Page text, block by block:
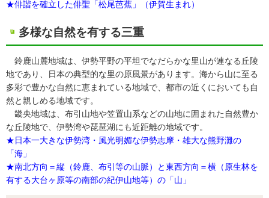
★俳諧を確立した俳聖「松尾芭蕉」（伊賀生まれ）
多様な自然を有する三重
鈴鹿山麓地域は、伊勢平野の平坦でなだらかな里山が連なる丘陵
地であり、日本の典型的な里の原風景があります。海から山に至る
多彩で豊かな自然に恵まれている地域で、都市の近くにおいても自
然と親しめる地域です。
畿央地域は、布引山地や笠置山系などの山地に囲まれた自然豊か
な丘陵地で、伊勢湾や琵琶湖にも近距離の地域です。
★日本一大きな伊勢湾・風光明媚な伊勢志摩・雄大な熊野灘の
「海」
★南北方向＝縦（鈴鹿、布引等の山脈）と東西方向＝横（原生林を
有する大台ヶ原等の南部の紀伊山地等）の「山」